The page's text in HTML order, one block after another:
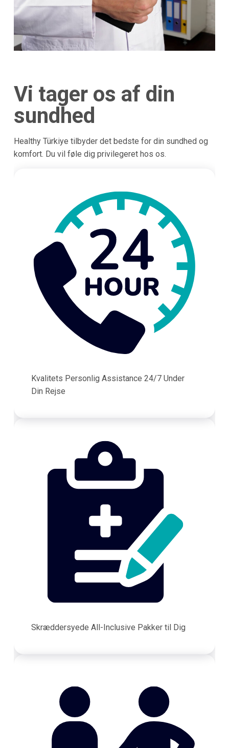
Vi tager os af din
sundhed
Healthy Türkiye tilbyder det bedste for din sundhed og
komfort. Du vil føle dig privilegeret hos os.
Kvalitets Personlig Assistance 24/7 Under
Din Rejse
Skræddersyede All-Inclusive Pakker til Dig